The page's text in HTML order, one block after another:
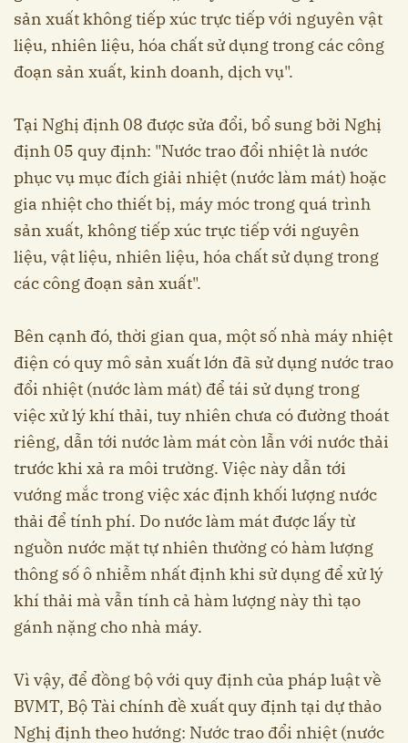
sản xuất không tiếp xúc trực tiếp với nguyên vật
liệu, nhiên liệu, hóa chất sử dụng trong các công
đoạn sản xuất, kinh doanh, dịch vụ".
Tại Nghị định 08 được sửa đổi, bổ sung bởi Nghị
định 05 quy định: "Nước trao đổi nhiệt là nước
phục vụ mục đích giải nhiệt (nước làm mát) hoặc
gia nhiệt cho thiết bị, máy móc trong quá trình
sản xuất, không tiếp xúc trực tiếp với nguyên
liệu, vật liệu, nhiên liệu, hóa chất sử dụng trong
các công đoạn sản xuất".
Bên cạnh đó, thời gian qua, một số nhà máy nhiệt
điện có quy mô sản xuất lớn đã sử dụng nước trao
đổi nhiệt (nước làm mát) để tái sử dụng trong
việc xử lý khí thải, tuy nhiên chưa có đường thoát
riêng, dẫn tới nước làm mát còn lẫn với nước thải
trước khi xả ra môi trường. Việc này dẫn tới
vướng mắc trong việc xác định khối lượng nước
thải để tính phí. Do nước làm mát được lấy từ
nguồn nước mặt tự nhiên thường có hàm lượng
thông số ô nhiễm nhất định khi sử dụng để xử lý
khí thải mà vẫn tính cả hàm lượng này thì tạo
gánh nặng cho nhà máy.
Vì vậy, để đồng bộ với quy định của pháp luật về
BVMT, Bộ Tài chính đề xuất quy định tại dự thảo
Nghị định theo hướng: Nước trao đổi nhiệt (nước